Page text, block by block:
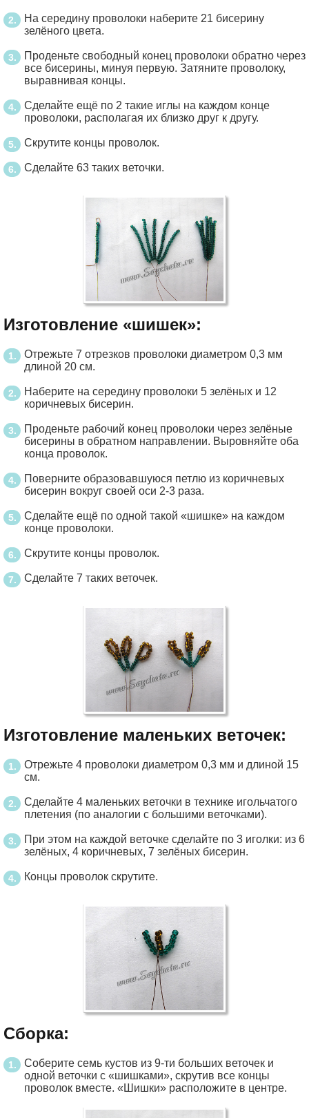
На середину проволоки наберите 21 бисерину
зелёного цвета.
Проденьте свободный конец проволоки обратно через
все бисерины, минуя первую. Затяните проволоку,
выравнивая концы.
Сделайте ещё по 2 такие иглы на каждом конце
проволоки, располагая их близко друг к другу.
Скрутите концы проволок.
Сделайте 63 таких веточки.
Изготовление «шишек»:
Отрежьте 7 отрезков проволоки диаметром 0,3 мм
длиной 20 см.
Наберите на середину проволоки 5 зелёных и 12
коричневых бисерин.
Проденьте рабочий конец проволоки через зелёные
бисерины в обратном направлении. Выровняйте оба
конца проволок.
Поверните образовавшуюся петлю из коричневых
бисерин вокруг своей оси 2-3 раза.
Сделайте ещё по одной такой «шишке» на каждом
конце проволоки.
Скрутите концы проволок.
Сделайте 7 таких веточек.
Изготовление маленьких веточек:
Отрежьте 4 проволоки диаметром 0,3 мм и длиной 15
см.
Сделайте 4 маленьких веточки в технике игольчатого
плетения (по аналогии с большими веточками).
При этом на каждой веточке сделайте по 3 иголки: из 6
зелёных, 4 коричневых, 7 зелёных бисерин.
Концы проволок скрутите.
Сборка:
Соберите семь кустов из 9-ти больших веточек и
одной веточки с «шишками», скрутив все концы
проволок вместе. «Шишки» расположите в центре.